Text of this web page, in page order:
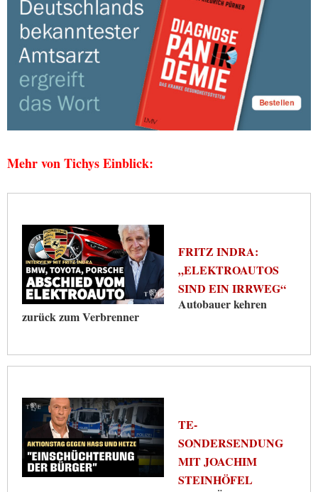
Mehr von Tichys Einblick:
FRITZ INDRA:
„ELEKTROAUTOS
SIND EIN IRRWEG“
Autobauer kehren
zurück zum Verbrenner
TE-
SONDERSENDUNG
MIT JOACHIM
STEINHÖFEL